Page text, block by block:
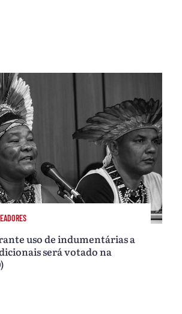
uso de indumentárias a
será votado na